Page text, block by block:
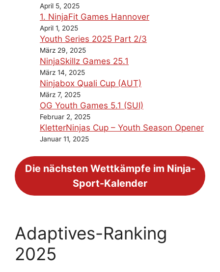
April 5, 2025
1. NinjaFit Games Hannover
April 1, 2025
Youth Series 2025 Part 2/3
März 29, 2025
NinjaSkillz Games 25.1
März 14, 2025
Ninjabox Quali Cup (AUT)
März 7, 2025
OG Youth Games 5.1 (SUI)
Februar 2, 2025
KletterNinjas Cup – Youth Season Opener
Januar 11, 2025
Die nächsten Wettkämpfe im Ninja-
Sport-Kalender
Adaptives-Ranking
2025